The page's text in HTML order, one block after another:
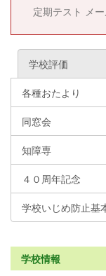
定期テスト メ
学校評価
各種おたより
同窓会
知障専
４０周年記念
学校いじめ防止基
学校情報